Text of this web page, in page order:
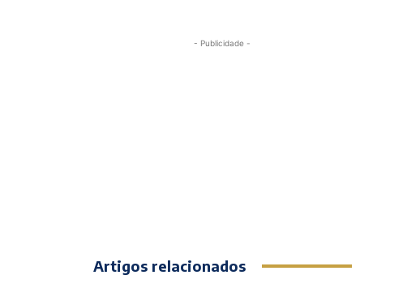
- Publicidade -
Artigos relacionados